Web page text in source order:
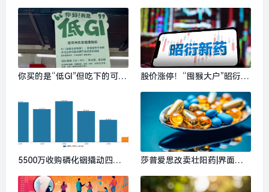
创8个月新高|界面新闻
你买的是“低GI”但吃下的可能
股价涨停！“囤猴大户”昭衍新
5500万收购磷化铟撬动四个
次跨界靠谱吗？|界面新闻 ·
莎普爱思改卖壮阳药|界面新